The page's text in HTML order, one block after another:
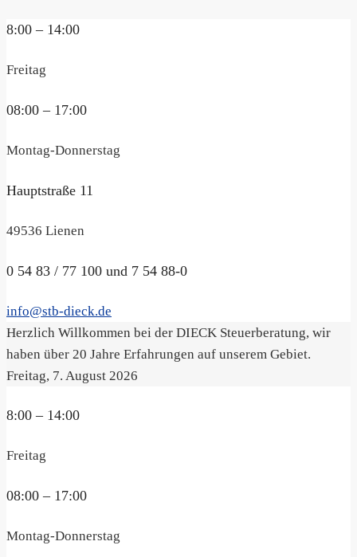
8:00 – 14:00
Freitag
08:00 – 17:00
Montag-Donnerstag
Hauptstraße 11
49536 Lienen
0 54 83 / 77 100 und 7 54 88-0
info@stb-dieck.de
Herzlich Willkommen bei der DIECK Steuerberatung, wir
haben über 20 Jahre Erfahrungen auf unserem Gebiet.
Freitag, 7. August 2026
8:00 – 14:00
Freitag
08:00 – 17:00
Montag-Donnerstag